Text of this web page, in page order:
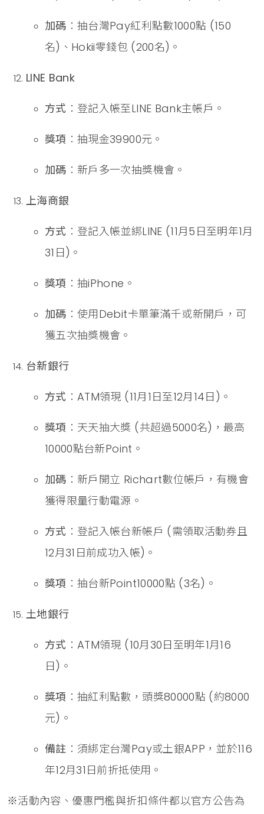
加碼 ：抽台灣Pay紅利點數1000點 (150
名)、Hokii零錢包 (200名)。
LINE Bank
方式 ：登記入帳至LINE Bank主帳戶。
獎項 ：抽現金39900元。
加碼 ：新戶多一次抽獎機會。
上海商銀
方式 ：登記入帳並綁LINE (11月5日至明年1月
31日)。
獎項 ：抽iPhone。
加碼 ：使用Debit卡單筆滿千或新開戶，可
獲五次抽獎機會。
台新銀行
方式 ：ATM領現 (11月1日至12月14日)。
獎項 ：天天抽大獎 (共超過5000名)，最高
10000點台新Point。
加碼 ：新戶開立 Richart數位帳戶，有機會
獲得限量行動電源。
方式 ：登記入帳台新帳戶 (需領取活動券且
12月31日前成功入帳)。
獎項 ：抽台新Point10000點 (3名)。
土地銀行
方式 ：ATM領現 (10月30日至明年1月16
日)。
獎項 ：抽紅利點數，頭獎80000點 (約8000
元)。
備註 ：須綁定台灣Pay或土銀APP，並於116
年12月31日前折抵使用。
※活動內容、優惠門檻與折扣條件都以官方公告為